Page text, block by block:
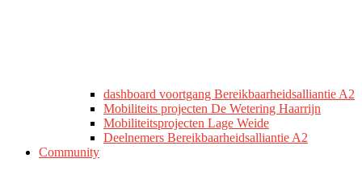
dashboard voortgang Bereikbaarheidsalliantie A2
Mobiliteits projecten De Wetering Haarrijn
Mobiliteitsprojecten Lage Weide
Deelnemers Bereikbaarheidsalliantie A2
Community